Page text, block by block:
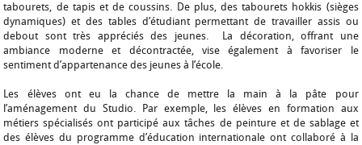
tabourets, de tapis et de coussins. De plus, des tabourets hokkis (sièges
dynamiques) et des tables d’étudiant permettant de travailler assis ou
debout sont très appréciés des jeunes. La décoration, offrant une
ambiance moderne et décontractée, vise également à favoriser le
sentiment d’appartenance des jeunes à l’école.
Les élèves ont eu la chance de mettre la main à la pâte pour
l’aménagement du Studio. Par exemple, les élèves en formation aux
métiers spécialisés ont participé aux tâches de peinture et de sablage et
des élèves du programme d’éducation internationale ont collaboré à la